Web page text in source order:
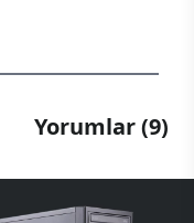
Yorumlar (9)